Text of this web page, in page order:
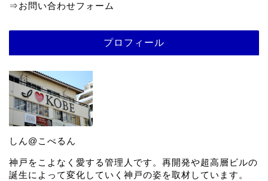
⇒お問い合わせフォーム
プロフィール
しん@こべるん
神戸をこよなく愛する管理人です。再開発や超高層ビルの
誕生によって変化していく神戸の姿を取材しています。